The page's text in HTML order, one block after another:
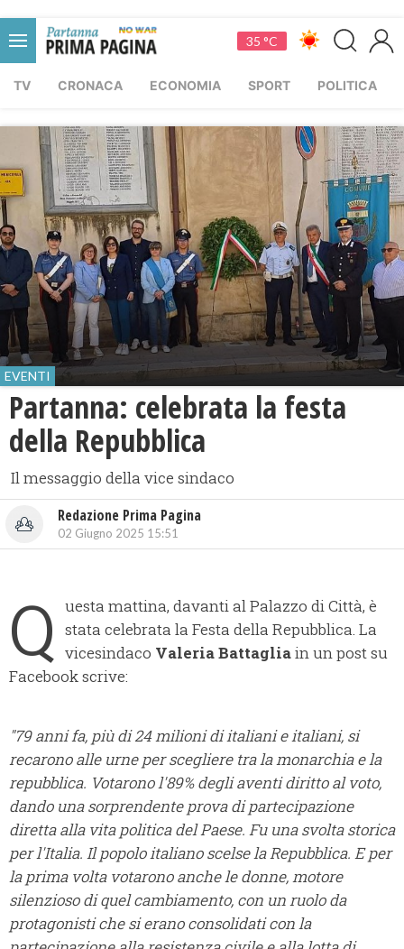
35 °C
TV CRONACA ECONOMIA SPORT POLITICA
EVENTI
Partanna: celebrata la festa
della Repubblica
Il messaggio della vice sindaco
Redazione Prima Pagina
02 Giugno 2025 15:51
Q
uesta mattina, davanti al Palazzo di Città, è
stata celebrata la Festa della Repubblica. La
vicesindaco Valeria Battagliain un post su
Facebook scrive:
"79 anni fa, più di 24 milioni di italiani e italiani, si
recarono alle urne per scegliere tra la monarchia e la
repubblica. Votarono l'89% degli aventi diritto al voto,
dando una sorprendente prova di partecipazione
diretta alla vita politica del Paese. Fu una svolta storica
per l'Italia. Il popolo italiano scelse la Repubblica. E per
la prima volta votarono anche le donne, motore
silenzioso di quel cambiamento, con un ruolo da
protagonisti che si erano consolidati con la